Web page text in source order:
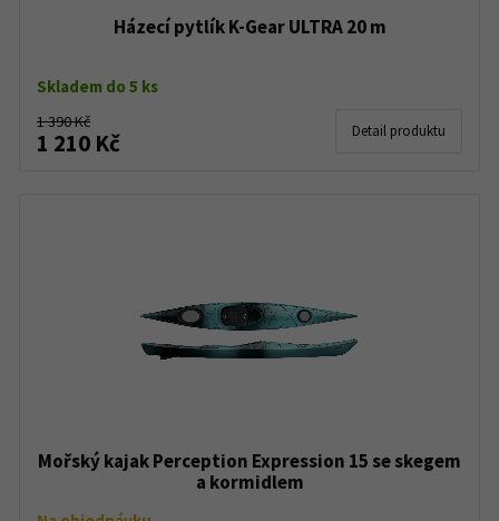
Házecí pytlík K-Gear ULTRA 20 m
Skladem do 5 ks
1 390 Kč
1 210 Kč Detail produktu
Mořský kajak Perception Expression 15 se skegem
a kormidlem